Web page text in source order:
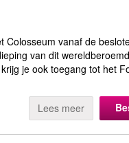
Colosseum vanaf de
van dit
je ook toegang tot het
Lees meer